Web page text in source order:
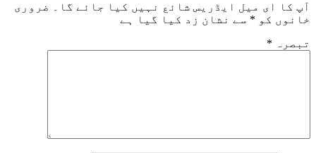
آپ کا ای میل ایڈریس شائع نہیں کیا جائے گا۔
ضروری
خانوں کو * سے نشان زد کیا گیا ہے
تبصرہ *